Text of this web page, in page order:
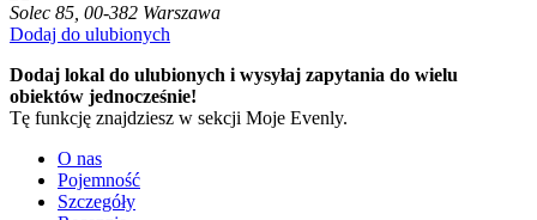
Solec 85, 00-382 Warszawa
Dodaj do ulubionych
Dodaj lokal do ulubionych i wysyłaj zapytania do wielu
obiektów jednocześnie!
Tę funkcję znajdziesz w sekcji Moje Evenly.
O nas
Pojemność
Szczegóły